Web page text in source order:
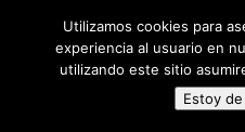
Volver a la rutina tras la
Utilizamos cookies para
experiencia al usuario en
utilizando este sitio
Estoy